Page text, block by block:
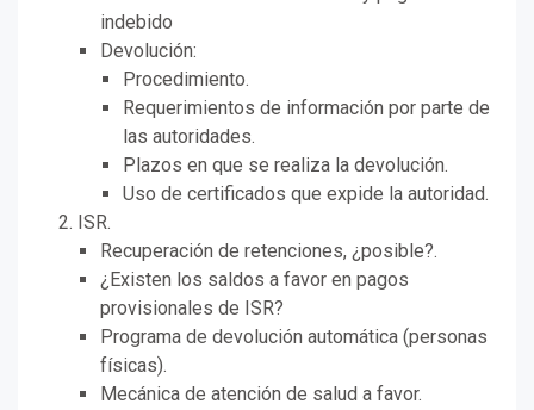
indebido
Devolución:
Procedimiento.
Requerimientos de información por parte de
las autoridades.
Plazos en que se realiza la devolución.
Uso de certificados que expide la autoridad.
ISR.
Recuperación de retenciones, ¿posible?.
¿Existen los saldos a favor en pagos
provisionales de ISR?
Programa de devolución automática (personas
físicas).
Mecánica de atención de salud a favor.